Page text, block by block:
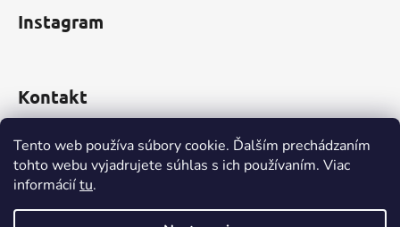
Tento web používa súbory cookie. Ďalším prechádzaním
tohto webu vyjadrujete súhlas s ich používaním. Viac
informáciítu.
Instagram
Kontakt
obchod@incomp.sk
0910 999 552